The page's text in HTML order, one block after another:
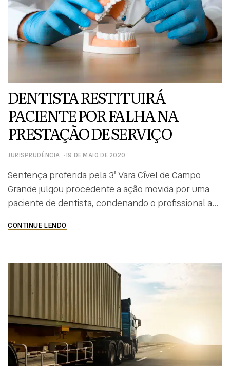
DENTISTA RESTITUIRÁ
PACIENTE POR FALHA NA
PRESTAÇÃO DE SERVIÇO
JURISPRUDÊNCIA 19 DE MAIO DE 2020
Sentença proferida pela 3ª Vara Cível de Campo
Grande julgou procedente a ação movida por uma
paciente de dentista, condenando o profissional ao
de R$ 5.000,00 de danos morais por falha na
prestação do serviço. Alega a autora que firmou
CONTINUE LENDO